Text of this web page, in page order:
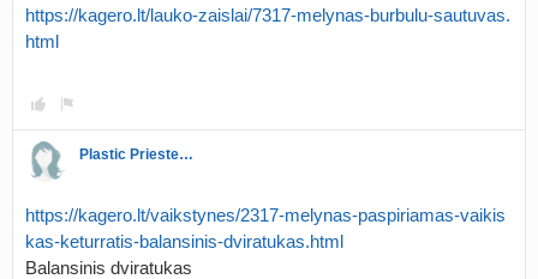
https://kagero.lt/lauko-zaislai/7317-melynas-burbulu-sautuvas.
html
Plastic Priestess
https://kagero.lt/vaikstynes/2317-melynas-paspiriamas-vaikis
kas-keturratis-balansinis-dviratukas.html
Balansinis dviratukas